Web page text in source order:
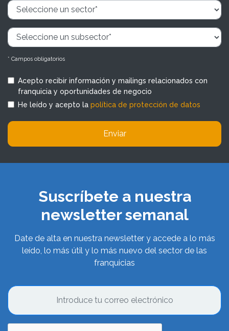
* Campos obligatorios
Acepto recibir información y mailings relacionados con
franquicia y oportunidades de negocio
He leído y acepto la política de protección de datos
Enviar
Suscríbete a nuestra
newsletter semanal
Date de alta en nuestra newsletter y accede a lo más
leído, lo más útil y lo más nuevo del sector de las
franquicias